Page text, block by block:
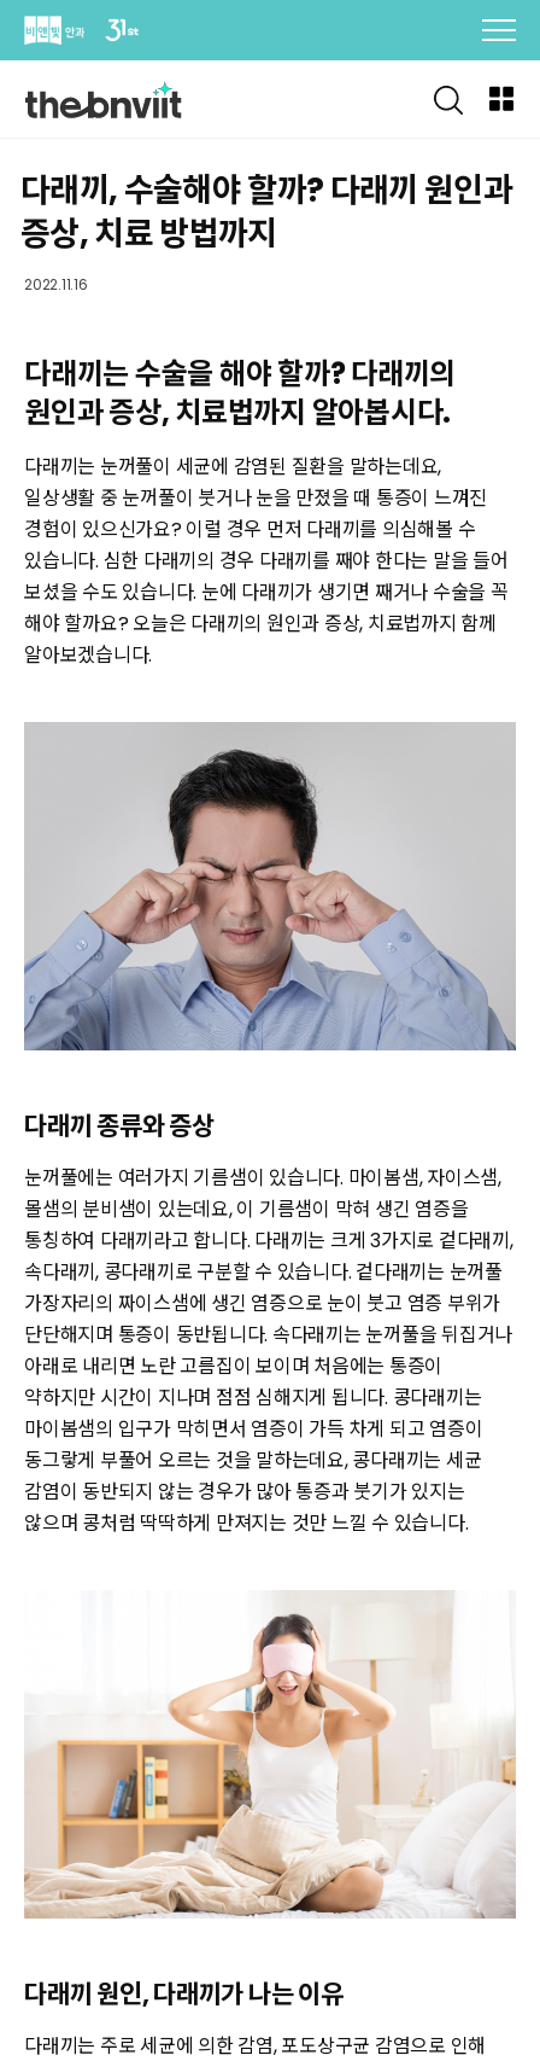
Skip
다래끼, 수술해야 할까? 다래끼 원인과
증상, 치료 방법까지
2022.11.16
다래끼는 수술을 해야 할까? 다래끼의
원인과 증상, 치료법까지 알아봅시다.
다래끼는 눈꺼풀이 세균에 감염된 질환을 말하는데요,
일상생활 중 눈꺼풀이 붓거나 눈을 만졌을 때 통증이 느껴진
경험이 있으신가요? 이럴 경우 먼저 다래끼를 의심해볼 수
있습니다. 심한 다래끼의 경우 다래끼를 째야 한다는 말을 들어
보셨을 수도 있습니다. 눈에 다래끼가 생기면 째거나 수술을 꼭
해야 할까요? 오늘은 다래끼의 원인과 증상, 치료법까지 함께
알아보겠습니다.
다래끼 종류와 증상
눈꺼풀에는 여러가지 기름샘이 있습니다. 마이봄샘, 자이스샘,
몰샘의 분비샘이 있는데요, 이 기름샘이 막혀 생긴 염증을
통칭하여 다래끼라고 합니다. 다래끼는 크게 3가지로 겉다래끼,
속다래끼, 콩다래끼로 구분할 수 있습니다. 겉다래끼는 눈꺼풀
가장자리의 짜이스샘에 생긴 염증으로 눈이 붓고 염증 부위가
단단해지며 통증이 동반됩니다. 속다래끼는 눈꺼풀을 뒤집거나
아래로 내리면 노란 고름집이 보이며 처음에는 통증이
약하지만 시간이 지나며 점점 심해지게 됩니다. 콩다래끼는
마이봄샘의 입구가 막히면서 염증이 가득 차게 되고 염증이
동그랗게 부풀어 오르는 것을 말하는데요, 콩다래끼는 세균
감염이 동반되지 않는 경우가 많아 통증과 붓기가 있지는
않으며 콩처럼 딱딱하게 만져지는 것만 느낄 수 있습니다.
다래끼 원인, 다래끼가 나는 이유
다래끼는 주로 세균에 의한 감염, 포도상구균 감염으로 인해